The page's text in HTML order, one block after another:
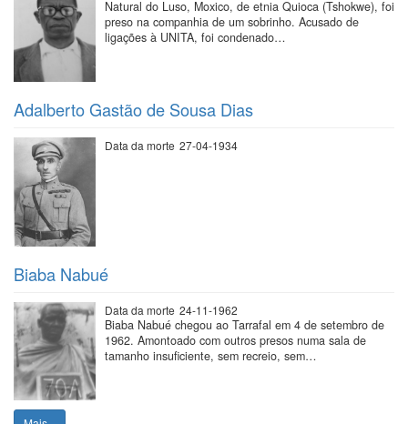
Natural do Luso, Moxico, de etnia Quioca (Tshokwe), foi
preso na companhia de um sobrinho. Acusado de
ligações à UNITA, foi condenado…
Adalberto Gastão de Sousa Dias
Data da morte 27-04-1934
Biaba Nabué
Data da morte 24-11-1962
Biaba Nabué chegou ao Tarrafal em 4 de setembro de
1962. Amontoado com outros presos numa sala de
tamanho insuficiente, sem recreio, sem…